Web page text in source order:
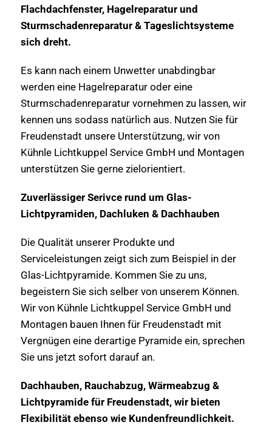
Flachdachfenster, Hagelreparatur und
Sturmschadenreparatur & Tageslichtsysteme
sich dreht.
Es kann nach einem Unwetter unabdingbar
werden eine Hagelreparatur oder eine
Sturmschadenreparatur vornehmen zu lassen, wir
kennen uns sodass natürlich aus. Nutzen Sie für
Freudenstadt unsere Unterstützung, wir von
Kühnle Lichtkuppel Service GmbH und Montagen
unterstützen Sie gerne zielorientiert.
Zuverlässiger Serivce rund um Glas-
Lichtpyramiden, Dachluken & Dachhauben
Die Qualität unserer Produkte und
Serviceleistungen zeigt sich zum Beispiel in der
Glas-Lichtpyramide. Kommen Sie zu uns,
begeistern Sie sich selber von unserem Können.
Wir von Kühnle Lichtkuppel Service GmbH und
Montagen bauen Ihnen für Freudenstadt mit
Vergnügen eine derartige Pyramide ein, sprechen
Sie uns jetzt sofort darauf an.
Dachhauben, Rauchabzug, Wärmeabzug &
Lichtpyramide für Freudenstadt, wir bieten
Flexibilität ebenso wie Kundenfreundlichkeit.